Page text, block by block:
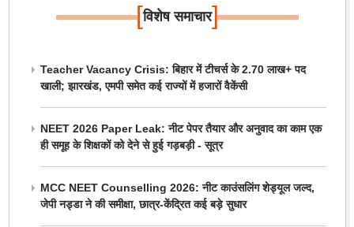
[विशेष समाचार]
Teacher Vacancy Crisis: बिहार में टीचर्स के 2.70 लाख+ पद
खाली; झारखंड, एमपी समेत कई राज्यों में हजारों वैकेंसी
NEET 2026 Paper Leak: नीट पेपर तैयार और अनुवाद का काम एक
ही समूह के शिक्षकों को देने से हुई गड़बड़ी - सूत्र
MCC NEET Counselling 2026: नीट काउंसलिंग शेड्यूल जल्द,
जेपी नड्डा ने की समीक्षा, छात्र-केंद्रित कई बड़े सुधार